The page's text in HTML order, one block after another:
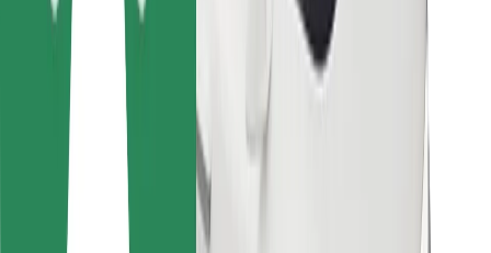
Beszállítók
Felhasználási feltételek
Biztonság
Pár perc alatt ott vagyunk érted!
Bolt alkalmazás letöltése